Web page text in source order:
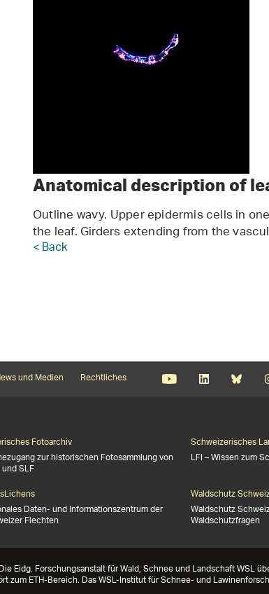
Anatomical description of
Outline wavy. Upper epidermis cells in
the leaf. Girders extending from the
< Back
und Medien Rechtliches
Fotoarchiv
zur historischen Fotosammlung von
SLF
Schweizerisches
LFI – Wissen zum
Daten- und Informationszentrum der
Flechten
Waldschutz
Waldschutz
Waldschutzfragen
Eidg. Forschungsanstalt für Wald, Schnee und Landschaft WSL
ETH-Bereich. Das WSL-Institut für Schnee- und